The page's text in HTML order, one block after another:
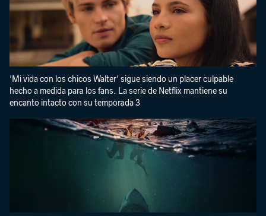
'Mi vida con los chicos Walter' sigue siendo un placer culpable
hecho a medida para los fans. La serie de Netflix mantiene su
encanto intacto con su temporada 3